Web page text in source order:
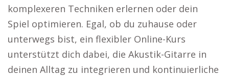
komplexeren Techniken erlernen oder dein
Spiel optimieren. Egal, ob du zuhause oder
unterwegs bist, ein flexibler Online-Kurs
unterstützt dich dabei, die Akustik-Gitarre in
deinen Alltag zu integrieren und kontinuierliche